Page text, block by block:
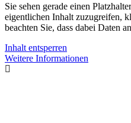
Sie sehen gerade einen
eigentlichen Inhalt zuzugreifen,
beachten Sie, dass dabei Daten
Inhalt entsperren
Weitere Informationen